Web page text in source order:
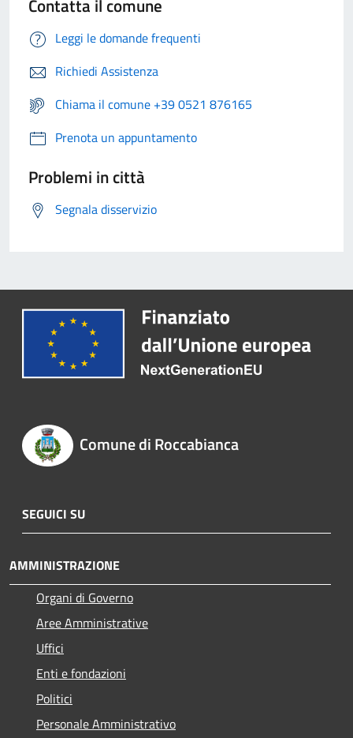
Contatta il comune
Leggi le domande frequenti
Richiedi Assistenza
Chiama il comune +39 0521 876165
Prenota un appuntamento
Problemi in città
Segnala disservizio
Comune di Roccabianca
SEGUICI SU
AMMINISTRAZIONE
Organi di Governo
Aree Amministrative
Uffici
Enti e fondazioni
Politici
Personale Amministrativo